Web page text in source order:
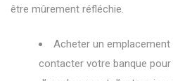
être mûrement réfléchie.
Acheter un emplacement
contacter votre banque